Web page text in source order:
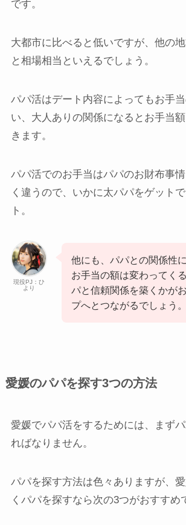
です。
大都市に比べると低いですが、他の
と相場相当といえるでしょう。
パパ活はデート内容によってもお手
い、大人ありの関係になるとお手当
きます。
パパ活でのお手当はパパのお財布事
く違うので、いかに太パパをゲット
ト。
現役PJ：ひ
より
他にも、パパとの関係性
お手当の額は変わってく
パと信頼関係を築くかが
プへとつながるでしょう。
愛媛のパパを探す3つの方法
愛媛でパパ活をするためには、まず
ればなりません。
パパを探す方法は色々ありますが、
くパパを探すなら次の3つがおすすめ